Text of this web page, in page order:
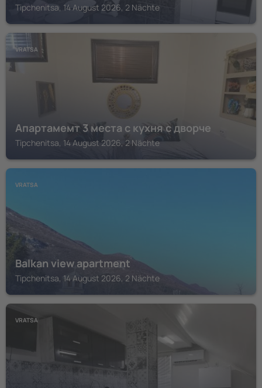
Tipchenitsa, 14 August 2026, 2 Nächte
VRATSA
Апартамемт 3 места с кухня с дворче
Tipchenitsa, 14 August 2026, 2 Nächte
VRATSA
Balkan view apartment
Tipchenitsa, 14 August 2026, 2 Nächte
VRATSA